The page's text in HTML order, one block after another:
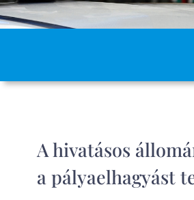
A hivatásos
a pályaelhagyást